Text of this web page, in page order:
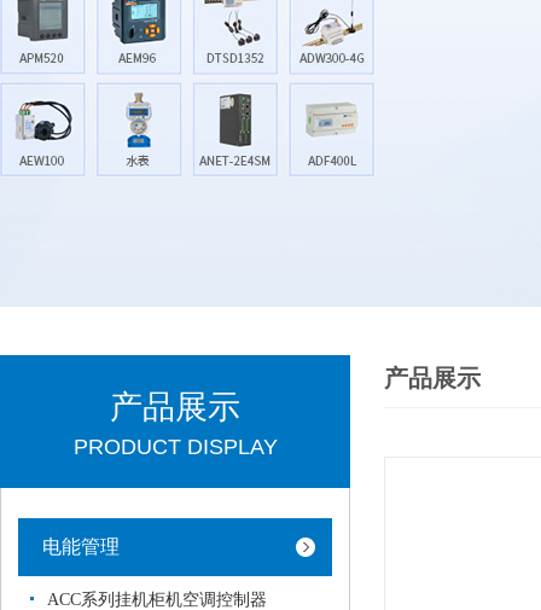
产品展示
PRODUCT DISPLAY
电能管理
ACC系列挂机柜机空调控制器
产品展示